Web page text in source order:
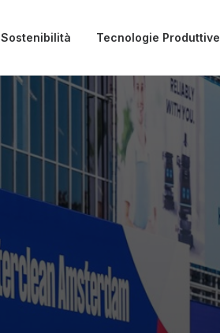
Sostenibilità Tecnologie Produttive